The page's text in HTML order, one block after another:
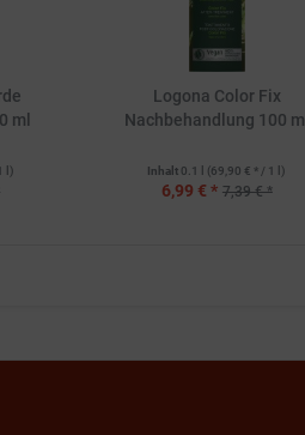
ml
l)
Logona Color Fix
Nachbehandlung 100 ml
Inhalt 0.1 l (69,90 € * / 1 l)
6,99 € * 7,39 € *